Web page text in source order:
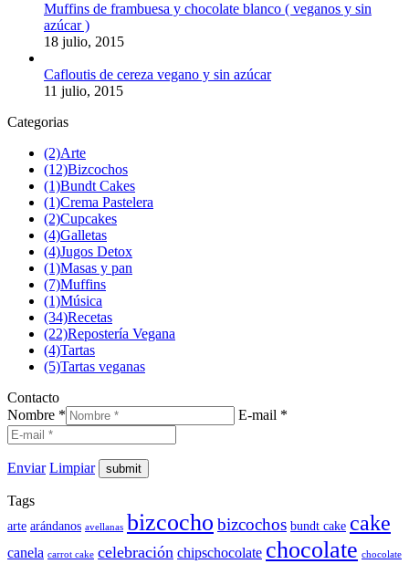
Muffins de frambuesa y chocolate blanco ( veganos y sin
azúcar )
18 julio, 2015
Cafloutis de cereza vegano y sin azúcar
11 julio, 2015
Categorias
(2)Arte
(12)Bizcochos
(1)Bundt Cakes
(1)Crema Pastelera
(2)Cupcakes
(4)Galletas
(4)Jugos Detox
(1)Masas y pan
(7)Muffins
(1)Música
(34)Recetas
(22)Repostería Vegana
(4)Tartas
(5)Tartas veganas
Contacto
Nombre *
E-mail *
Enviar Limpiar
Tags
arte arándanos avellanas bizcocho bizcochos bundt cake cake
canela carrot cake celebración chipschocolate chocolate chocolate